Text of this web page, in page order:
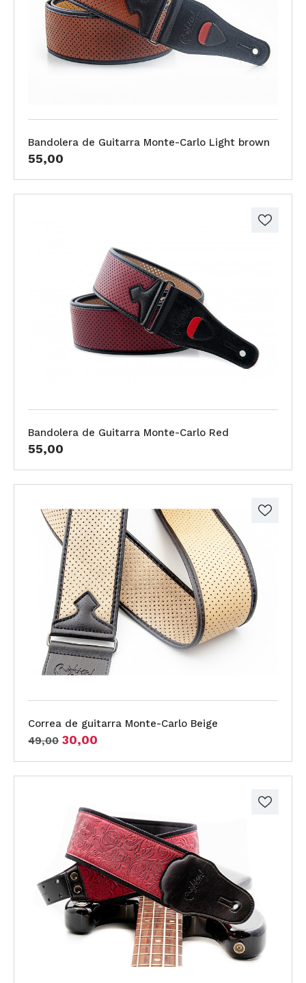
Bandolera de Guitarra Monte-Carlo Light brown
55,00
Bandolera de Guitarra Monte-Carlo Red
55,00
Correa de guitarra Monte-Carlo Beige
49,00 30,00